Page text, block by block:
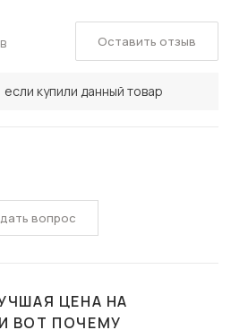
купили данный товар
Оставить отзыв
вопрос
ЦЕНА НА
ВОТ ПОЧЕМУ